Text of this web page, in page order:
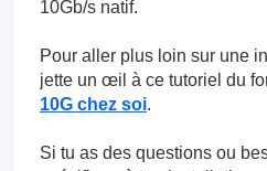
10Gb/s natif.
Pour aller plus loin sur une
jette un œil à ce tutoriel du
10G chez soi.
Si tu as des questions ou